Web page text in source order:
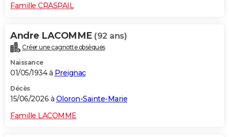
Famille CRASPAIL
Andre LACOMME (92 ans)
Créer une cagnotte obsèques
Naissance
01/05/1934 à Preignac
Décès
15/06/2026 à Oloron-Sainte-Marie
Famille LACOMME